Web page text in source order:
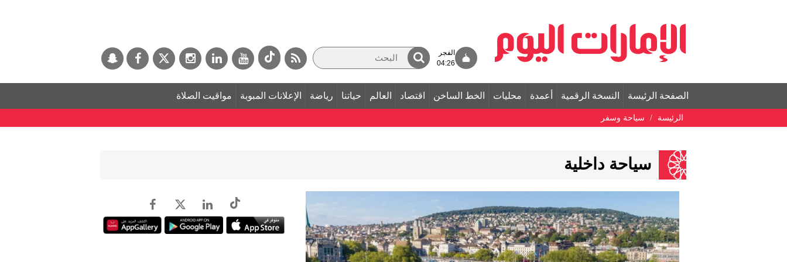
الفجر
04:26
الصفحة الرئيسة النسخة الرقمية أعمدة محليات الخط الساخن اقتصاد العالم حياتنا رياضة الإعلانات المبوبة مواقيت الصلاة
الرئيسة سياحة وسفر
سياحة داخلية